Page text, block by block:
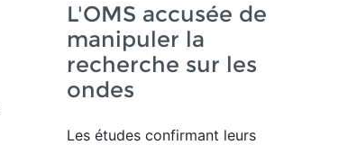
L'OMS accusée de
manipuler la
recherche sur les
ondes
Les études confirmant leurs